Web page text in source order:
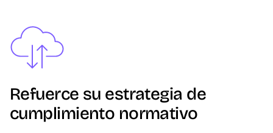
Image
Refuerce su estrategia de
cumplimiento normativo